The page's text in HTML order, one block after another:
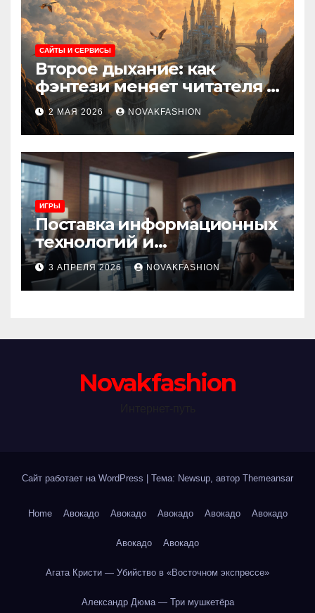
САЙТЫ И СЕРВИСЫ
Второе дыхание: как
фэнтези меняет читателя и
культуру
2 МАЯ 2026 NOVAKFASHION
ИГРЫ
Поставка информационных
технологий и
инновационные решения
3 АПРЕЛЯ 2026 NOVAKFASHION
Novakfashion
Сайт работает на WordPress Тема: Newsup, автор Themeansar
Home Авокадо Авокадо Авокадо Авокадо Авокадо
Авокадо Авокадо
Агата Кристи — Убийство в «Восточном экспрессе»
Александр Дюма — Три мушкетёра